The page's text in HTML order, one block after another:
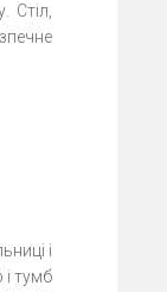
Стіл,
і
тумб